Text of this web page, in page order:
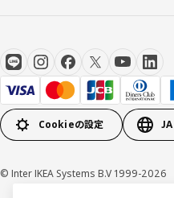
Cookieの設定 JA
© Inter IKEA Systems B.V 1999-2026